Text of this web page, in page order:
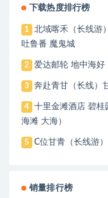
下载热度排行榜
1
北域喀禾（长线游
吐鲁番 魔鬼城
2 爱达邮轮 地中海好
3 奔赴青甘（长线）
4
十里金滩酒店 碧桂
海滩 大海）
5 C位甘青（长线游
销量排行榜